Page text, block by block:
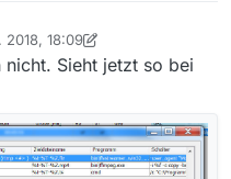
2018, 18:09
benni 11. Sept. 2018, 19:13
Sieht jetzt so bei